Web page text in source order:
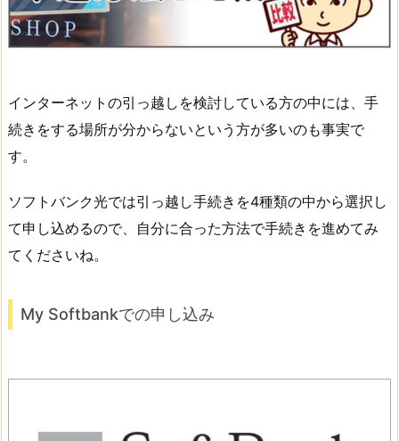
インターネットの引っ越しを検討している方の中には、手
続きをする場所が分からないという方が多いのも事実で
す。
ソフトバンク光では引っ越し手続きを4種類の中から選択し
て申し込めるので、自分に合った方法で手続きを進めてみ
てくださいね。
My Softbankでの申し込み